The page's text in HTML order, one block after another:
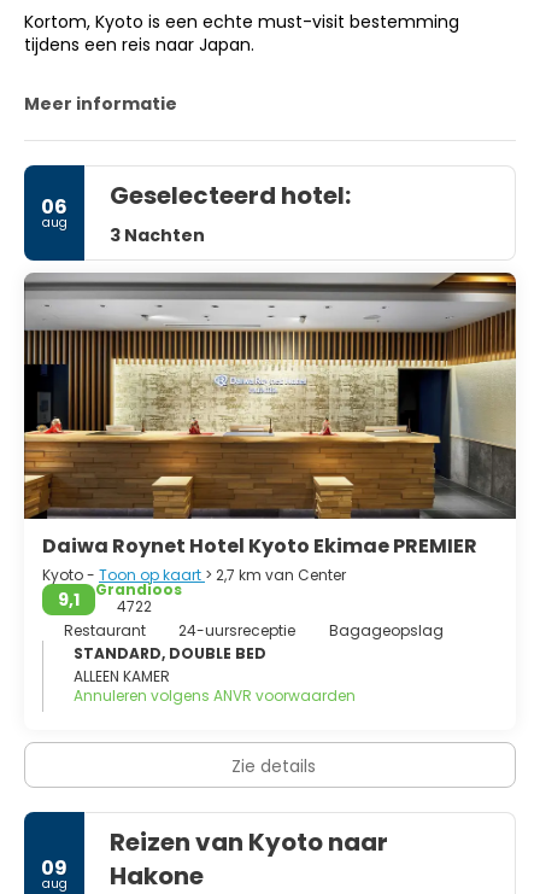
Kortom, Kyoto is een echte must-visit bestemming
tijdens een reis naar Japan.
Meer informatie
06
aug
Geselecteerd hotel:
3 Nachten
Daiwa Roynet Hotel Kyoto Ekimae PREMIER
Kyoto - Toon op kaart > 2,7 km van Center
9,1
Grandioos
4722
Restaurant
24-uursreceptie
Bagageopslag
STANDARD, DOUBLE BED
ALLEEN KAMER
Annuleren volgens ANVR voorwaarden
Zie details
09
aug
Reizen van Kyoto naar
Hakone